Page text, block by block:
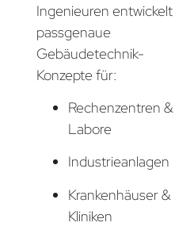
Ingenieuren entwickelt
passgenaue
Gebäudetechnik-
Konzepte für:
Rechenzentren &
Labore
Industrieanlagen
Krankenhäuser &
Kliniken